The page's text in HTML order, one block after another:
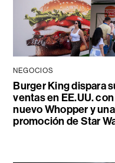
NEGOCIOS
Burger King dispara
ventas en EE.UU.
nuevo Whopper y una
promoción de Star